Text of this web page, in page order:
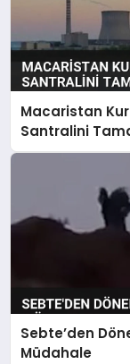
Macaristan
Santralini
Karşıya
Sebte’den
Müdahale